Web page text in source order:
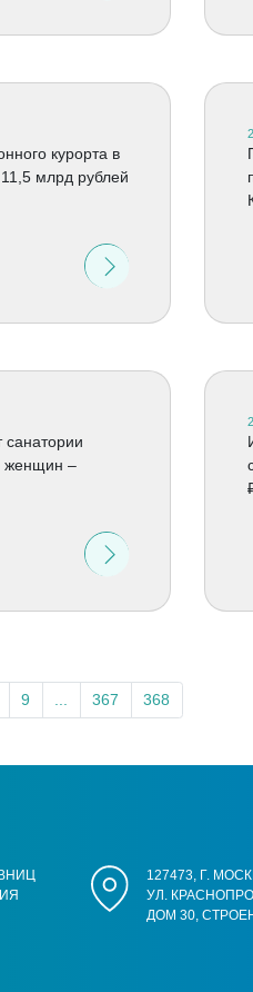
курорта в
млрд рублей
женщин –
9 367 368
127473, Г.
УЛ.
ДОМ 30,